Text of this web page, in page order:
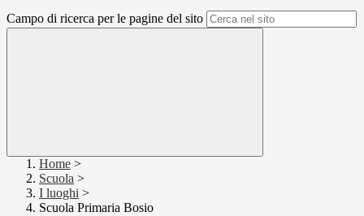
Campo di ricerca per le pagine del sito
Home >
Scuola >
I luoghi >
Scuola Primaria Bosio